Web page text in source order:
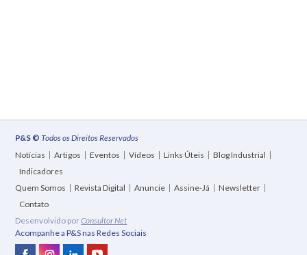
P&S © Todos os Direitos Reservados
Notícias
Artigos Eventos Vídeos Links Úteis
Blog Industrial
Indicadores
Quem Somos
Revista Digital Anuncie Assine-Já
Newsletter
Contato
Desenvolvido porConsultor Net
Acompanhe a P&S nas Redes Sociais